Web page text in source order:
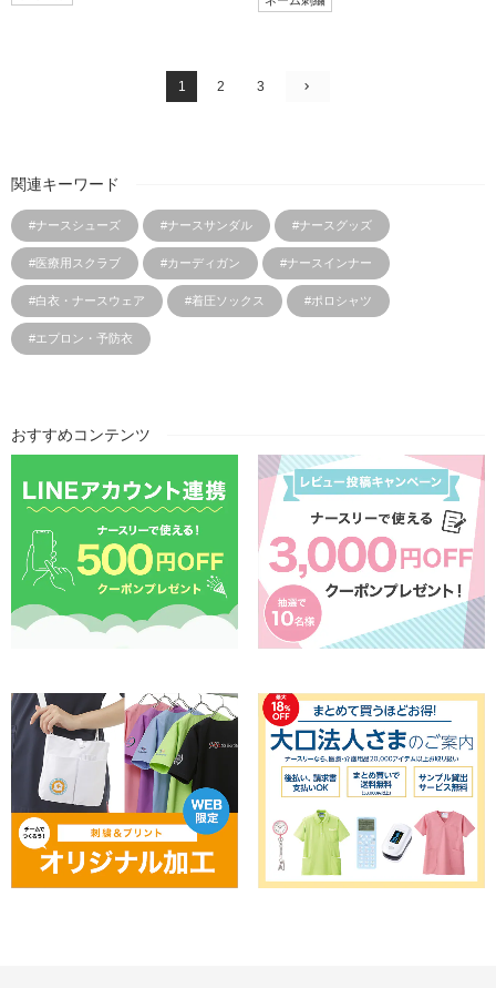
1 2 3
関連キーワード
#ナースシューズ #ナースサンダル #ナースグッズ
#医療用スクラブ #カーディガン #ナースインナー
#白衣・ナースウェア #着圧ソックス #ポロシャツ
#エプロン・予防衣
おすすめコンテンツ